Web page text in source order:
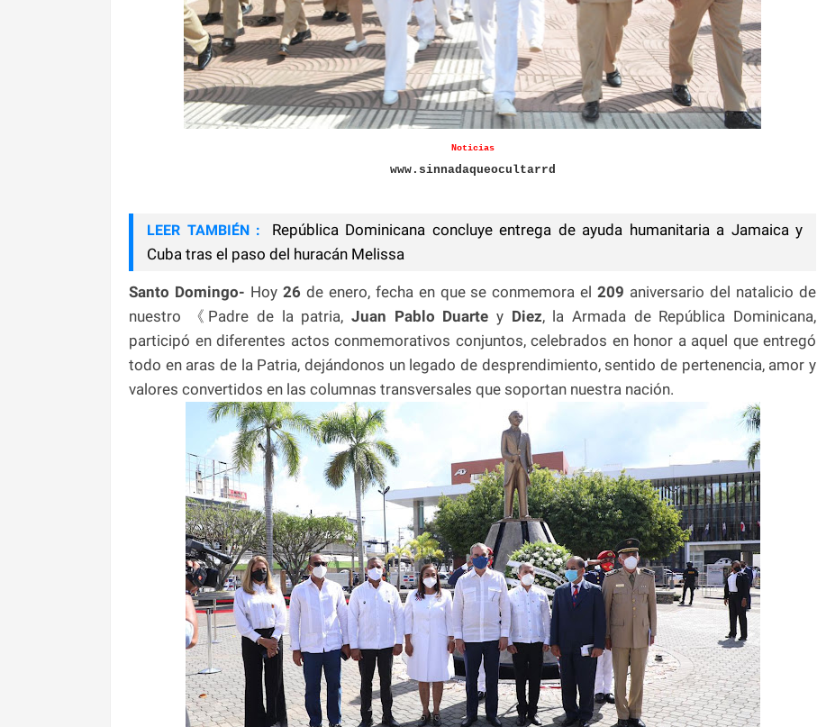
Noticias
www.sinnadaqueocultarrd
LEER TAMBIÉN :
República Dominicana concluye entrega de ayuda humanitaria a Jamaica y
Cuba tras el paso del huracán Melissa
Santo Domingo- Hoy 26 de enero, fecha en que se conmemora el 209 aniversario del natalicio de
nuestro 《Padre de la patria, Juan Pablo Duarte y Diez, la Armada de República Dominicana,
participó en diferentes actos conmemorativos conjuntos, celebrados en honor a aquel que entregó
todo en aras de la Patria, dejándonos un legado de desprendimiento, sentido de pertenencia, amor y
valores convertidos en las columnas transversales que soportan nuestra nación.